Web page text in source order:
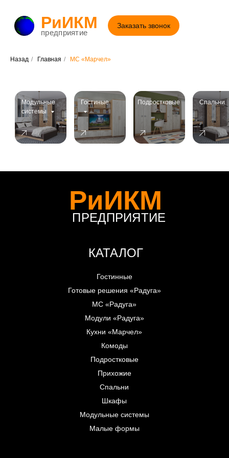
Заказать звонок
РиИКМ
предприятие
Назад / Главная / МС «Марчел»
Спальни
Гостиные
Модульные
системы
Подростковые
КАТАЛОГ
Гостинные
РиИКМ
ПРЕДПРИЯТИЕ
Готовые решения «Радуга»
МС «Радуга»
Модули «Радуга»
Комоды
Подростковые
Прихожие
Спальни
Шкафы
Модульные системы
Малые формы
Кухни «Марчел»